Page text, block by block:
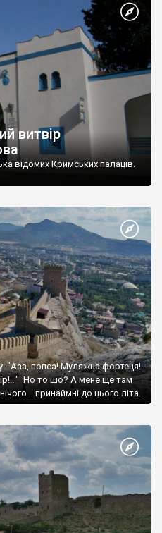
витвір
відомих Кримських палаців.
"Ааа, попса! Муляжна фортеця!
Но то шо? А мене ще там
принаймні до цього літа.